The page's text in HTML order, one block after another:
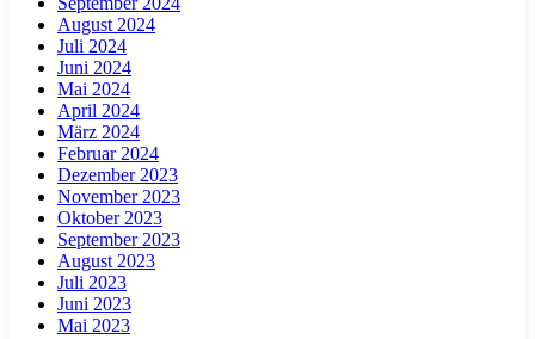
August 2024
Juli 2024
Juni 2024
Mai 2024
April 2024
März 2024
Februar 2024
Dezember 2023
November 2023
Oktober 2023
September 2023
August 2023
Juli 2023
Juni 2023
Mai 2023